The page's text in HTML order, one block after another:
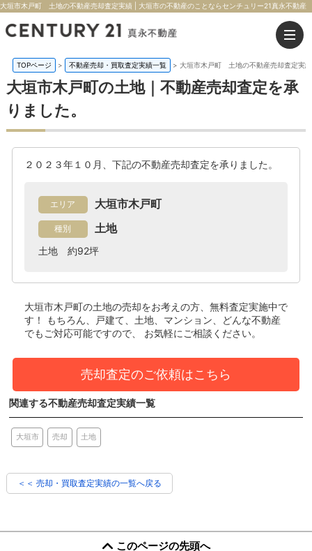
大垣市木戸町 土地の不動産売却査定実績 | 大垣市の不動産のことならセンチュリー21真永不動産
TOPページ > 不動産売却・買取査定実績一覧 > 大垣市木戸町 土地の不動産売却査定実績
大垣市木戸町の土地｜不動産売却査定を承
りました。
２０２３年１０月、下記の不動産売却査定を承りました。
エリア 大垣市木戸町
種別 土地
土地 約92坪
大垣市木戸町の土地の売却をお考えの方、無料査定実施中で
す！
もちろん、戸建て、土地、マンション、どんな不動産
でもご対応可能ですので、 お気軽にご相談ください。
売却査定のご依頼はこちら
関連する不動産売却査定実績一覧
大垣市 売却 土地
＜＜ 売却・買取査定実績の一覧へ戻る
このページの先頭へ